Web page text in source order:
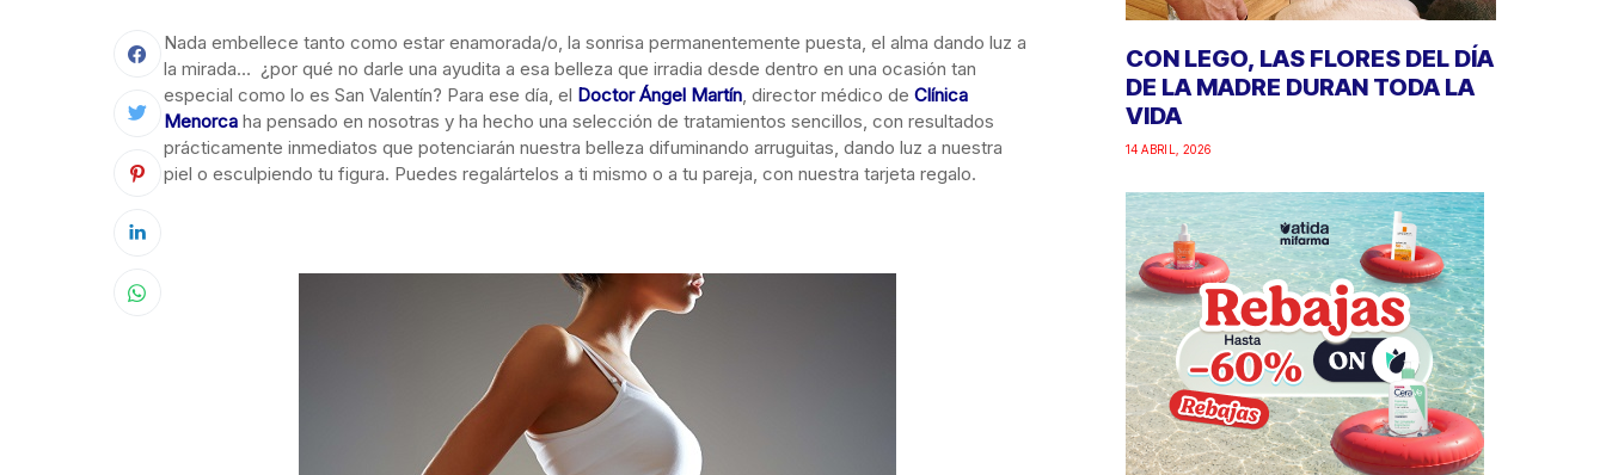
Nada embellece tanto como estar enamorada/o, la sonrisa permanentemente puesta, el alma dando luz a
la mirada… ¿por qué no darle una ayudita a esa belleza que irradia desde dentro en una ocasión tan
especial como lo es San Valentín? Para ese día, el Doctor Ángel Martín, director médico de Clínica
Menorca ha pensado en nosotras y ha hecho una selección de tratamientos sencillos, con resultados
prácticamente inmediatos que potenciarán nuestra belleza difuminando arruguitas, dando luz a nuestra
piel o esculpiendo tu figura. Puedes regalártelos a ti mismo o a tu pareja, con nuestra tarjeta regalo.
CON LEGO, LAS FLORES DEL DÍA
DE LA MADRE DURAN TODA LA
VIDA
14 ABRIL, 2026